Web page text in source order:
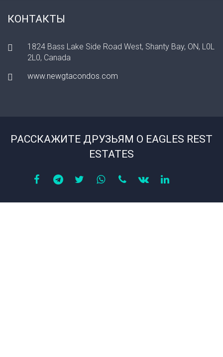
КОНТАКТЫ
1824 Bass Lake Side Road West, Shanty Bay, ON, L0L
2L0, Canada
www.newgtacondos.com
РАССКАЖИТЕ ДРУЗЬЯМ О EAGLES REST
ESTATES